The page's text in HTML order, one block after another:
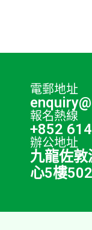
電郵地址
報名熱線
+852
辦公地址
九龍佐
心5樓